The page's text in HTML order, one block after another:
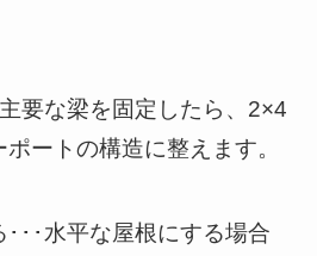
要な梁を固定したら、2×4
ートの構造に整えます。
･･水平な屋根にする場合